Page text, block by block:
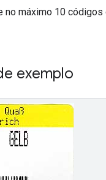
no máximo 10 códigos
exemplo